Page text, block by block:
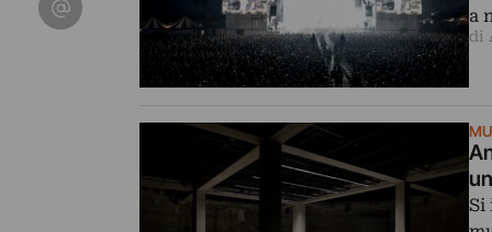
a
di
Si